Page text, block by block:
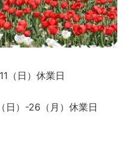
（日）休業日
日）-26（月）休業日